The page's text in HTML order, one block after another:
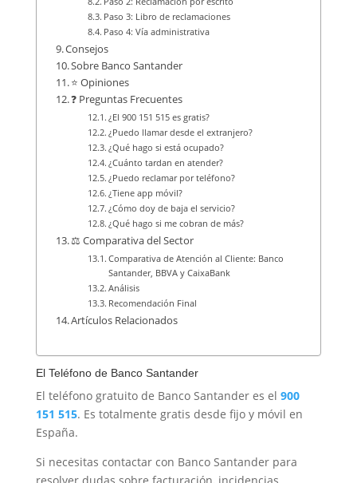
Paso 3: Libro de reclamaciones
Paso 4: Vía administrativa
Consejos
Sobre Banco Santander
⭐ Opiniones
❓ Preguntas Frecuentes
¿El 900 151 515 es gratis?
¿Puedo llamar desde el extranjero?
¿Qué hago si está ocupado?
¿Cuánto tardan en atender?
¿Puedo reclamar por teléfono?
¿Tiene app móvil?
¿Cómo doy de baja el servicio?
¿Qué hago si me cobran de más?
⚖️ Comparativa del Sector
Comparativa de Atención al Cliente: Banco
Santander, BBVA y CaixaBank
Análisis
Recomendación Final
Artículos Relacionados
El Teléfono de Banco Santander
El teléfono gratuito de Banco Santander es el 900
151 515. Es totalmente gratis desde fijo y móvil en
España.
Si necesitas contactar con Banco Santander para